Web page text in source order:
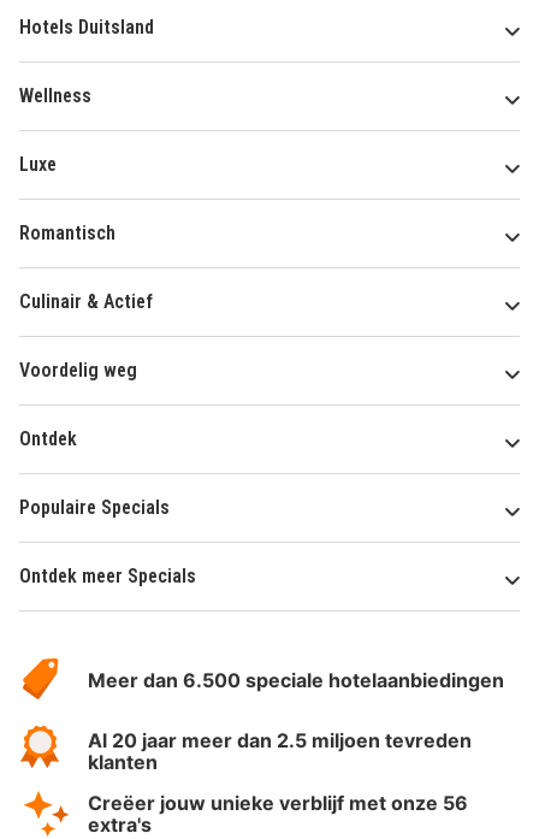
Hotels Duitsland
Wellness
Luxe
Romantisch
Culinair & Actief
Voordelig weg
Ontdek
Populaire Specials
Ontdek meer Specials
HotelSpecials
Meer dan 6.500 speciale hotelaanbiedingen
Al 20 jaar meer dan 2.5 miljoen tevreden
klanten
Creëer jouw unieke verblijf met onze 56
extra's